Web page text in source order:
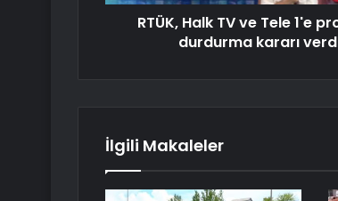
RTÜK, Halk TV ve Tele 1'e
durdurma kararı
İlgili Makaleler